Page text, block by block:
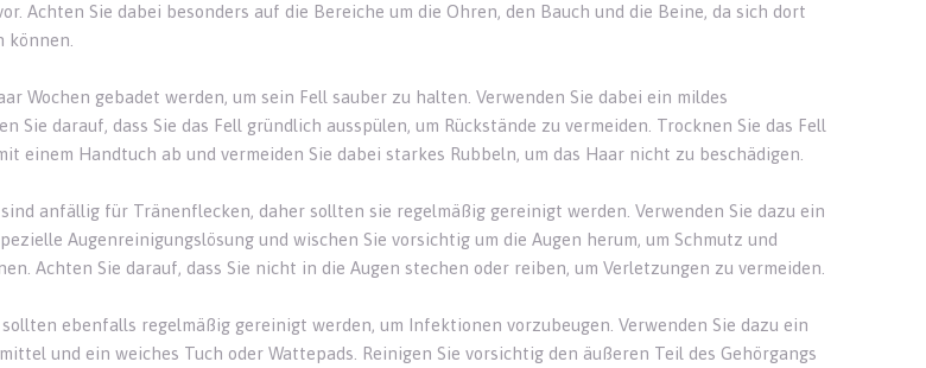
Achten Sie dabei besonders auf die Bereiche um die Ohren, den Bauch und die Beine, da sich dort
können.
Wochen gebadet werden, um sein Fell sauber zu halten. Verwenden Sie dabei ein mildes
Sie darauf, dass Sie das Fell gründlich ausspülen, um Rückstände zu vermeiden. Trocknen Sie das Fell
einem Handtuch ab und vermeiden Sie dabei starkes Rubbeln, um das Haar nicht zu beschädigen.
anfällig für Tränenflecken, daher sollten sie regelmäßig gereinigt werden. Verwenden Sie dazu ein
Augenreinigungslösung und wischen Sie vorsichtig um die Augen herum, um Schmutz und
Achten Sie darauf, dass Sie nicht in die Augen stechen oder reiben, um Verletzungen zu vermeiden.
ebenfalls regelmäßig gereinigt werden, um Infektionen vorzubeugen. Verwenden Sie dazu ein
und ein weiches Tuch oder Wattepads. Reinigen Sie vorsichtig den äußeren Teil des Gehörgangs